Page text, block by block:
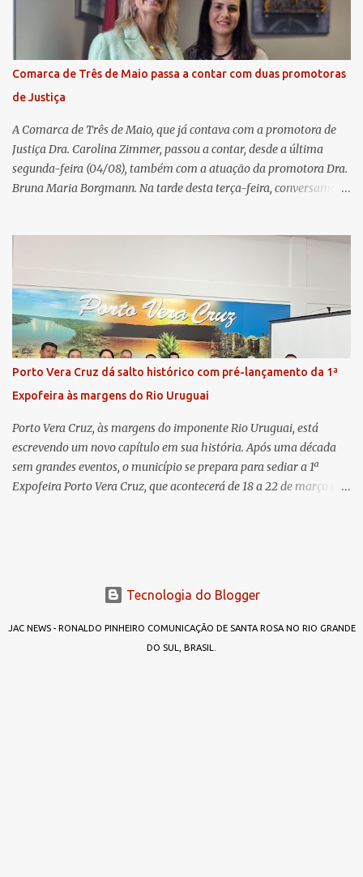
Assembleia Geral Extraordinária, foram debatidas e aprovadas
pautas estratégicas, como a atualização da Política de
Remuneração dos Administradores Estatutários e do regulamento
do Fundo Social, reforçando o compromisso da cooperativa com a
transparência e a governança. No Encontro de Coordenadores de
Núcleo, o presidente da Sicredi União RS/ES, Sidnei Strejevitch, fez
um balanço das principais real...
Comarca de Três de Maio passa a contar com duas promotoras
de Justiça
A Comarca de Três de Maio, que já contava com a promotora de
Justiça Dra. Carolina Zimmer, passou a contar, desde a última
segunda-feira (04/08), também com a atuação da promotora Dra.
Bruna Maria Borgmann. Na tarde desta terça-feira, conversamos
pelo Ministério Público e destacou a importância da instituição
para a comunidade, bem como a relevância da chegada da nova
colega, que contribuirá no andamento dos processos. A Dra. Bruna,
por sua vez, se apresentou à comunidade. Ela atuou por 12 anos na
Comarca de Horizontina e foi promovida para Três de Maio, onde
já esteve em outras ocasiões substituindo a Dra. Carolina durante
períodos de férias. A nova promotora ressaltou o volume de
processos da comarca e a importância do trabalho conjunto,
permitindo a divisão de atividades e maior agilidade no
atendimento às demandas. A Comarca de Três de Maio abrang...
Porto Vera Cruz dá salto histórico com pré-lançamento da 1ª
Expofeira às margens do Rio Uruguai
Porto Vera Cruz, às margens do imponente Rio Uruguai, está
escrevendo um novo capítulo em sua história. Após uma década
sem grandes eventos, o município se prepara para sediar a 1ª
Expofeira Porto Vera Cruz, que acontecerá de 18 a 22 de março de
talentos da região. Mais do que um evento, a Expofeira surge como
um divisor de águas após dez anos sem feiras ou grandes
encontros capazes de projetar o nome do município em nível
estadual. Mas afinal, por que “Expofeira Porto Vera Cruz”? A
Tecnologia do Blogger
JAC NEWS - RONALDO PINHEIRO COMUNICAÇÃO DE SANTA ROSA NO RIO GRANDE
DO SUL, BRASIL.